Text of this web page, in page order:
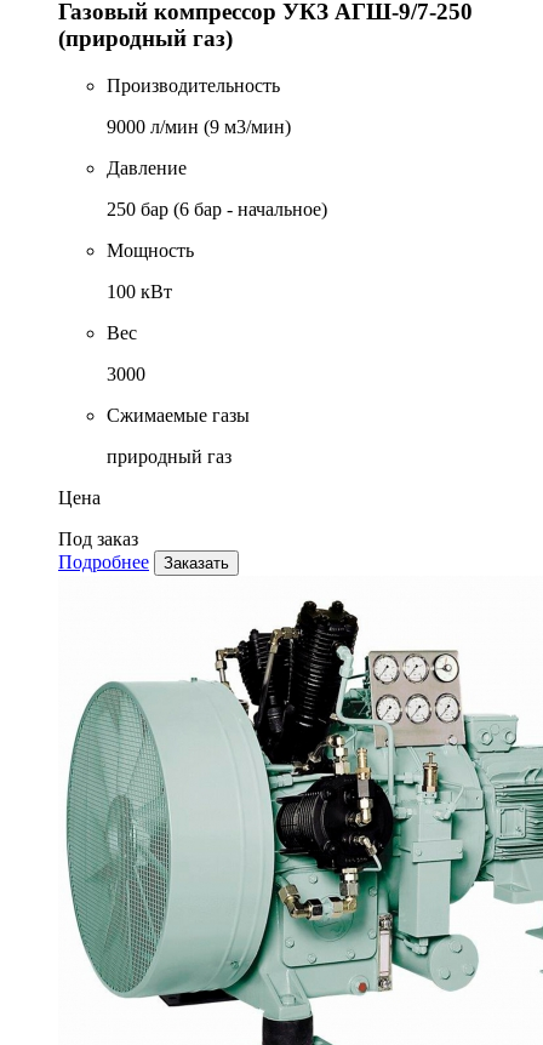
Газовый компрессор УКЗ АГШ-9/7-250
(природный газ)
Производительность
9000 л/мин (9 м3/мин)
Давление
250 бар (6 бар - начальное)
Мощность
100 кВт
Вес
3000
Сжимаемые газы
природный газ
Цена
Под заказ
Подробнее
Заказать